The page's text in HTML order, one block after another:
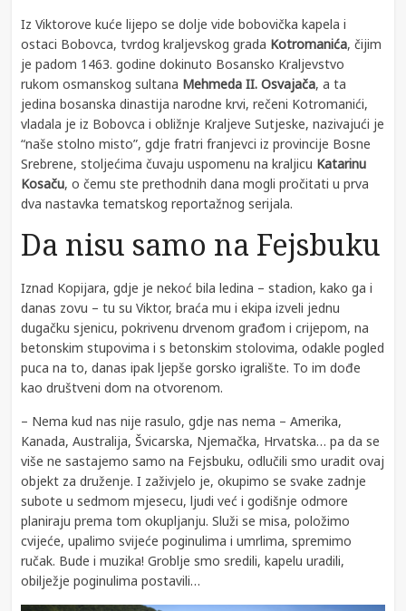
Iz Viktorove kuće lijepo se dolje vide bobovička kapela i
ostaci Bobovca, tvrdog kraljevskog grada Kotromanića, čijim
je padom 1463. godine dokinuto Bosansko Kraljevstvo
rukom osmanskog sultana Mehmeda II. Osvajača, a ta
jedina bosanska dinastija narodne krvi, rečeni Kotromanići,
vladala je iz Bobovca i obližnje Kraljeve Sutjeske, nazivajući je
“naše stolno misto”, gdje fratri franjevci iz provincije Bosne
Srebrene, stoljećima čuvaju uspomenu na kraljicu Katarinu
Kosaču, o čemu ste prethodnih dana mogli pročitati u prva
dva nastavka tematskog reportažnog serijala.
Da nisu samo na Fejsbuku
Iznad Kopijara, gdje je nekoć bila ledina – stadion, kako ga i
danas zovu – tu su Viktor, braća mu i ekipa izveli jednu
dugačku sjenicu, pokrivenu drvenom građom i crijepom, na
betonskim stupovima i s betonskim stolovima, odakle pogled
puca na to, danas ipak ljepše gorsko igralište. To im dođe
kao društveni dom na otvorenom.
– Nema kud nas nije rasulo, gdje nas nema – Amerika,
Kanada, Australija, Švicarska, Njemačka, Hrvatska… pa da se
više ne sastajemo samo na Fejsbuku, odlučili smo uradit ovaj
objekt za druženje. I zaživjelo je, okupimo se svake zadnje
subote u sedmom mjesecu, ljudi već i godišnje odmore
planiraju prema tom okupljanju. Služi se misa, položimo
cvijeće, upalimo svijeće poginulima i umrlima, spremimo
ručak. Bude i muzika! Groblje smo sredili, kapelu uradili,
obilježje poginulima postavili…